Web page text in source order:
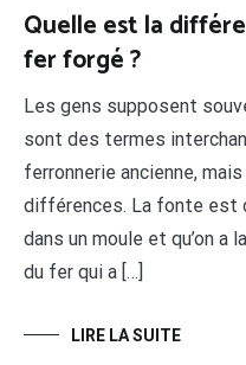
Quelle est la
fer forgé ?
Les gens supposent
sont des termes
ferronnerie ancienne,
différences. La fonte est
dans un moule et qu’on
du fer qui a […]
LIRE LA SUITE